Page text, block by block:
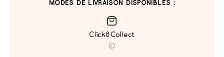
MODES DE LIVRAISON DISPONIBLES :
Click&Collect